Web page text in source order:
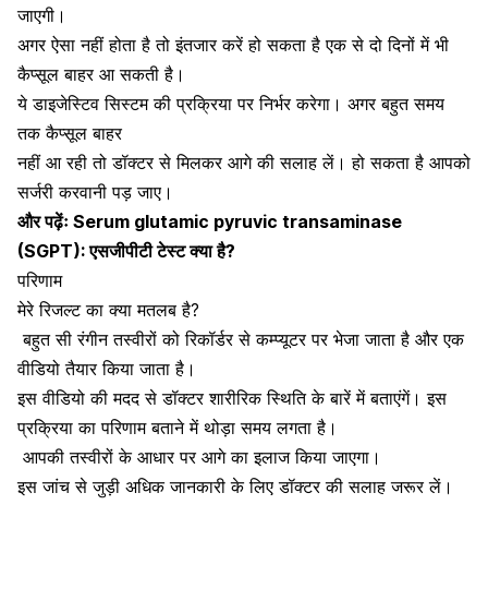
जाएगी।
अगर ऐसा नहीं होता है तो इंतजार करें हो सकता है एक से दो दिनों में भी
कैप्सूल बाहर आ सकती है।
ये डाइजेस्टिव सिस्टम की प्रक्रिया पर निर्भर करेगा। अगर बहुत समय
तक कैप्सूल बाहर
नहीं आ रही तो डॉक्टर से मिलकर आगे की सलाह लें। हो सकता है आपको
सर्जरी करवानी पड़ जाए।
और पढ़ेंः Serum glutamic pyruvic transaminase
(SGPT): एसजीपीटी टेस्ट क्या है?
परिणाम
मेरे रिजल्ट का क्या मतलब है?
बहुत सी रंगीन तस्वीरों को रिकॉर्डर से कम्प्यूटर पर भेजा जाता है और एक
वीडियो तैयार किया जाता है।
इस वीडियो की मदद से डॉक्टर शारीरिक स्थिति के बारें में बताएंगें। इस
प्रक्रिया का परिणाम बताने में थोड़ा समय लगता है।
आपकी तस्वीरों के आधार पर आगे का इलाज किया जाएगा।
इस जांच से जुड़ी अधिक जानकारी के लिए डॉक्टर की सलाह जरूर लें।